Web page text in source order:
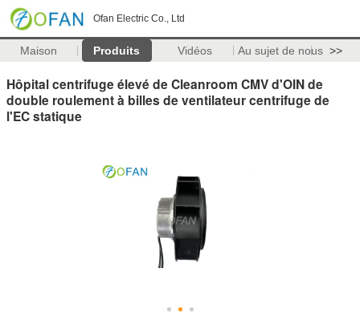
Ofan Electric Co., Ltd
Maison Produits Vidéos Au sujet de nous >>
Hôpital centrifuge élevé de Cleanroom CMV d'OIN de
double roulement à billes de ventilateur centrifuge de
l'EC statique